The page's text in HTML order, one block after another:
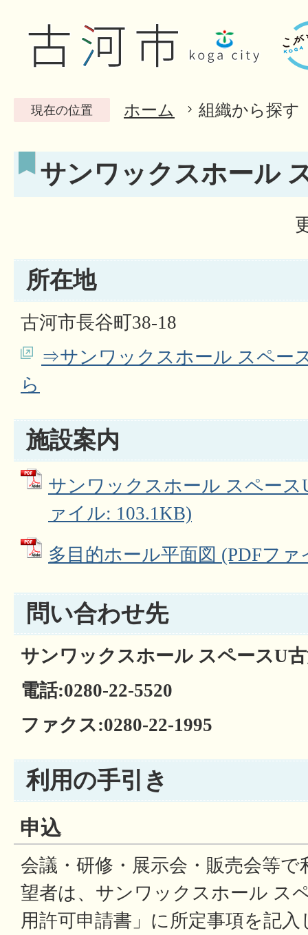
現在の位置 ホーム 組織から探す
サンワックスホール
所在地
古河市長谷町38-18
⇒サンワックスホール スペー
ら
施設案内
サンワックスホール スペース
ァイル: 103.1KB)
多目的ホール平面図 (PDFファ
問い合わせ先
サンワックスホール スペースU
電話:0280-22-5520
ファクス:0280-22-1995
利用の手引き
申込
会議・研修・展示会・販売会等
望者は、サンワックスホール ス
用許可申請書」に所定事項を記